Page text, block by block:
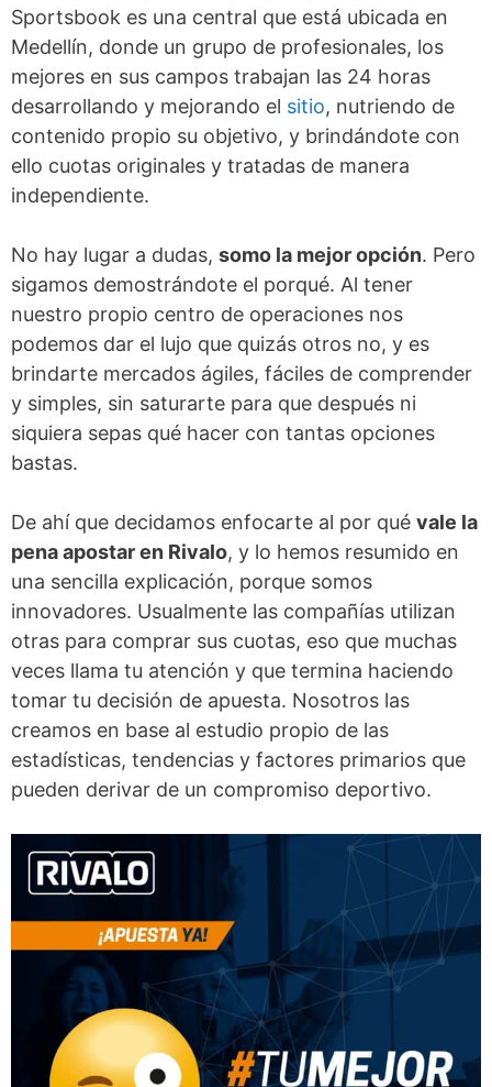
Sportsbook es una central que está ubicada en
Medellín, donde un grupo de profesionales, los
mejores en sus campos trabajan las 24 horas
desarrollando y mejorando el sitio, nutriendo de
contenido propio su objetivo, y brindándote con
ello cuotas originales y tratadas de manera
independiente.
No hay lugar a dudas, somo la mejor opción. Pero
sigamos demostrándote el porqué. Al tener
nuestro propio centro de operaciones nos
podemos dar el lujo que quizás otros no, y es
brindarte mercados ágiles, fáciles de comprender
y simples, sin saturarte para que después ni
siquiera sepas qué hacer con tantas opciones
bastas.
De ahí que decidamos enfocarte al por qué vale la
pena apostar en Rivalo, y lo hemos resumido en
una sencilla explicación, porque somos
innovadores. Usualmente las compañías utilizan
otras para comprar sus cuotas, eso que muchas
veces llama tu atención y que termina haciendo
tomar tu decisión de apuesta. Nosotros las
creamos en base al estudio propio de las
estadísticas, tendencias y factores primarios que
pueden derivar de un compromiso deportivo.